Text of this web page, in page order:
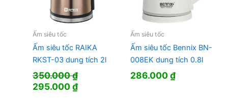
Ấm siêu tốc
Ấm siêu tốc RAIKA
RKST-03 dung tích 2l
350.000₫
Giá
295.000₫Giá
Ấm siêu tốc
Ấm siêu tốc Bennix BN-
008EK dung tích 0.8l
286.000₫